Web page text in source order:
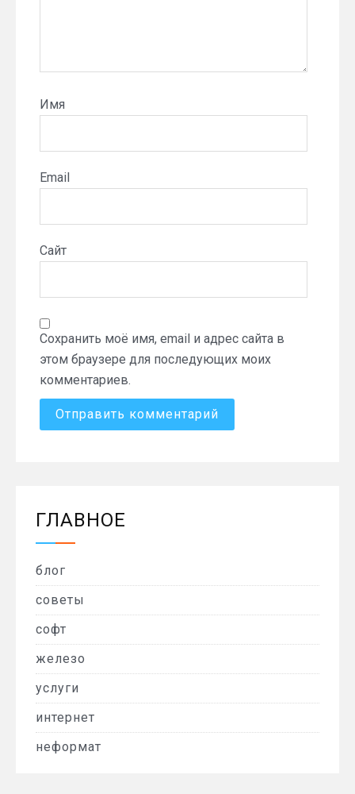
Имя
Email
Сайт
Сохранить моё имя, email и адрес сайта в
этом браузере для последующих моих
комментариев.
ГЛАВНОЕ
блог
советы
софт
железо
услуги
интернет
неформат